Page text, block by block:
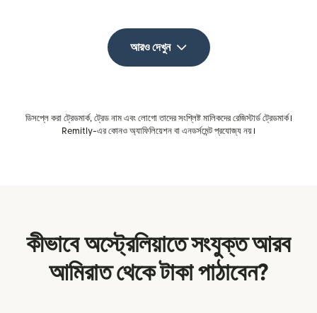
আরও দেখুন
ডিসপ্লে করা ট্রেডমার্ক, ট্রেড নাম এবং লোগো তাদের সংশ্লিষ্ট মালিকদের রেজিস্টার্ড ট্রেডমার্ক।
Remitly-এর কোনও অ্যাফিলিয়েশন বা এনডর্সমেন্ট প্রযোজ্য নয়।
কীভাবে অস্ট্রেলিয়াতে সংযুক্ত আরব
আমিরাত থেকে টাকা পাঠাবেন?